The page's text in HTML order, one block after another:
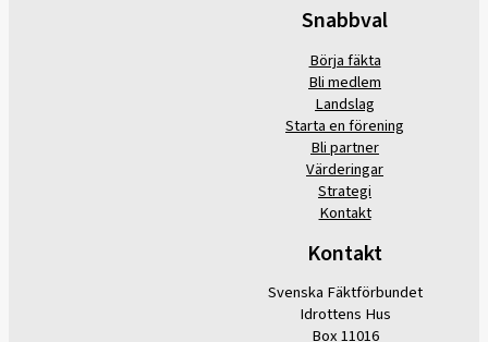
Snabbval
Börja fäkta
Bli medlem
Landslag
Starta en förening
Bli partner
Värderingar
Strategi
Kontakt
Kontakt
Svenska Fäktförbundet
Idrottens Hus
Box 11016